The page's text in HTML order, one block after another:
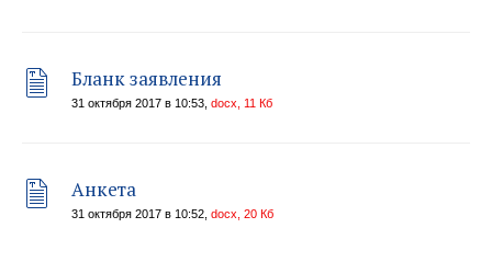
Бланк заявления
31 октября 2017 в 10:53, docx, 11 Кб
Анкета
31 октября 2017 в 10:52, docx, 20 Кб